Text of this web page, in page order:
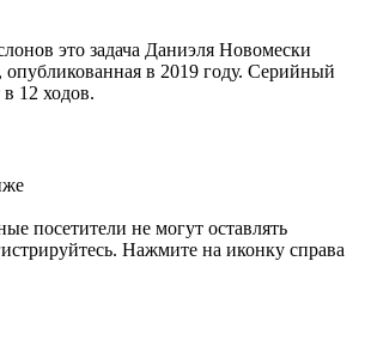
это задача Даниэля Новомески
в 2019 году. Серийный
12 ходов.
посетители не могут оставлять
Нажмите на иконку справа